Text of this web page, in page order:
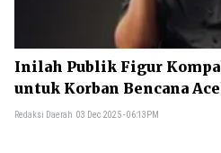
Inilah Publik Figur
untuk Korban Bencana
Miliaran Rupiah dalam 3
Redaksi Daerah 03 Dec 2025 - 06:13PM